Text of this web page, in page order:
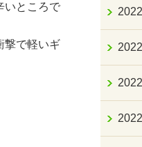
いところで
撃で軽いギ